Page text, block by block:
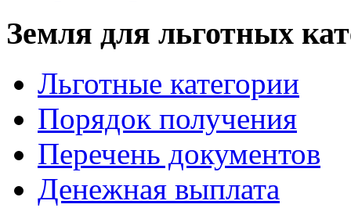
Земля для льготных
Льготные категории
Порядок получения
Перечень документов
Денежная выплата